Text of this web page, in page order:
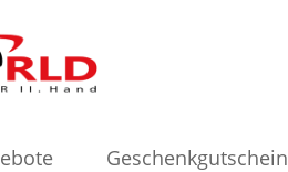
Geschenkgutschein